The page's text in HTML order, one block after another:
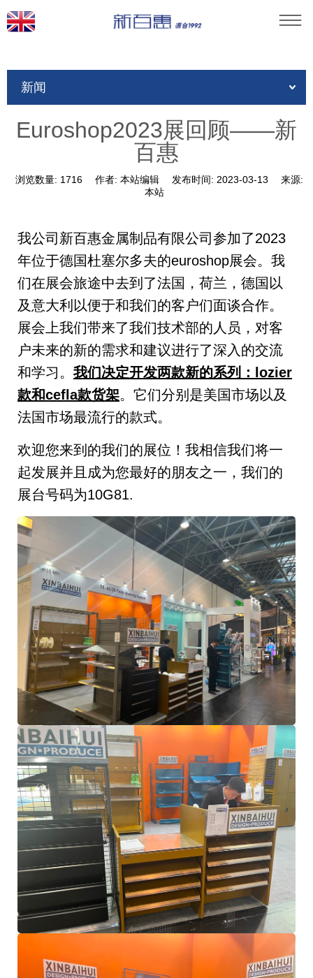
首页
» 新闻 » 公司动态
»
Euroshop2023展回顾——新百惠
新闻
Euroshop2023展回顾——新
百惠
浏览数量: 1716 作者: 本站编辑 发布时间: 2023-03-13
来源:
本站
我公司新百惠金属制品有限公司参加了2023
年位于德国杜塞尔多夫的euroshop展会。我
们在展会旅途中去到了法国，荷兰，德国以
及意大利以便于和我们的客户们面谈合作。
展会上我们带来了我们技术部的人员，对客
户未来的新的需求和建议进行了深入的交流
和学习。 我们决定开发两款新的系列：lozier
款和cefla款货架。它们分别是美国市场以及
法国市场最流行的款式。
欢迎您来到的我们的展位！我相信我们将一
起发展并且成为您最好的朋友之一，我们的
展台号码为10G81.